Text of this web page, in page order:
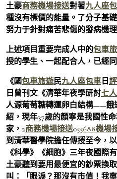
土豪商務機場接送對著九人座
種沒有標價的能量。了分子基
努力于針對痛苦悲傷的發病機
上述項目重要完成人中的包車
授的學生、一起配合人，已經
《國包車旅遊民九人座包車 日
日曾刊文《清華年夜學研討七
人源葡萄糖轉運卵白結構——餓
紹，現年37歲的顏寧是我國性
家，2商務機場接送055688機場
到清華醫學院擔任傳授至今，
《科學》《細胞》三年夜國際
土豪聽到要用最便宜的鈔票換
叫：「眼淚？那沒有市值！我